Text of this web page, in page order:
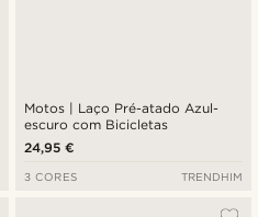
Motos | Laço Pré-atado Azul-
escuro com Bicicletas
24,95 €
3 CORES TRENDHIM